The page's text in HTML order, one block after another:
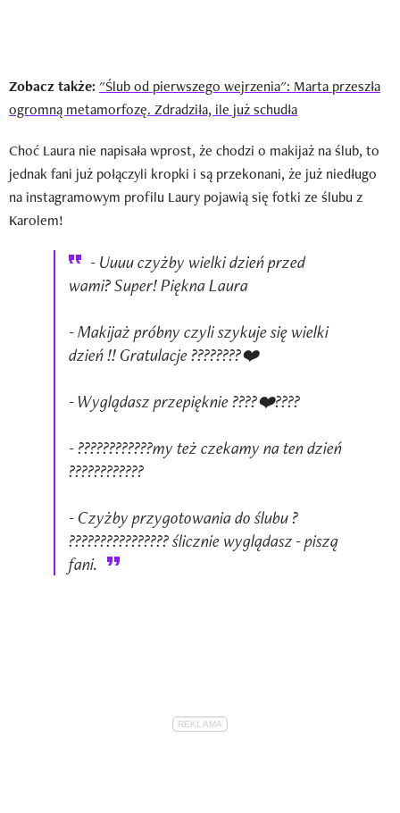
Zobacz także: "Ślub od pierwszego wejrzenia": Marta przeszła
ogromną metamorfozę. Zdradziła, ile już schudła
Choć Laura nie napisała wprost, że chodzi o makijaż na ślub, to
jednak fani już połączyli kropki i są przekonani, że już niedługo
na instagramowym profilu Laury pojawią się fotki ze ślubu z
Karolem!
- Uuuu czyżby wielki dzień przed
wami? Super! Piękna Laura
- Makijaż próbny czyli szykuje się wielki
dzień !! Gratulacje ????????❤️
- Wyglądasz przepięknie ????❤️????
- ????????????my też czekamy na ten dzień
????????????
- Czyżby przygotowania do ślubu ?
???????????????? ślicznie wyglądasz - piszą
fani.